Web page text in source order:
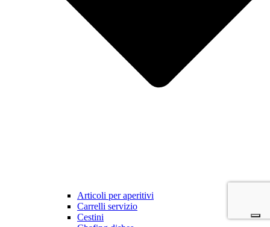
Articoli per aperitivi
Carrelli servizio
Cestini